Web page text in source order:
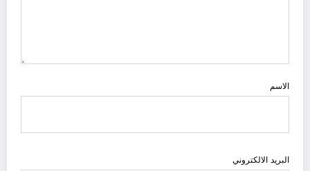
الاسم
البريد الالكتروني